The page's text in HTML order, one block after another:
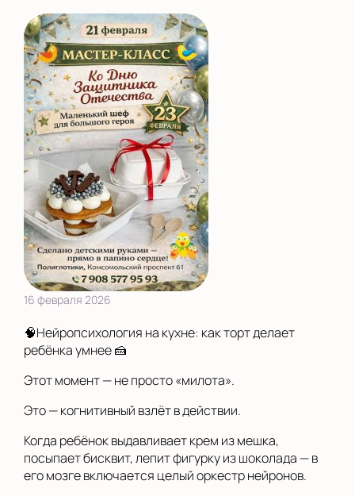
16 февраля 2026
🧠Нейропсихология на кухне: как торт делает
ребёнка умнее 🍰
Этот момент — не просто «милота».
Это — когнитивный взлёт в действии.
Когда ребёнок выдавливает крем из мешка,
посыпает бисквит, лепит фигурку из шоколада — в
его мозге включается целый оркестр нейронов.